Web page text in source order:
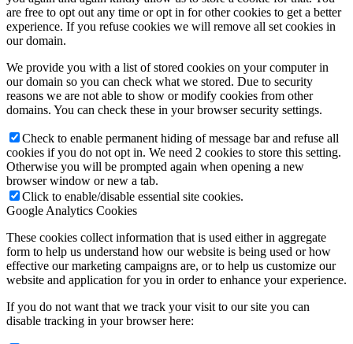
are free to opt out any time or opt in for other cookies to get a better
experience. If you refuse cookies we will remove all set cookies in
our domain.
We provide you with a list of stored cookies on your computer in
our domain so you can check what we stored. Due to security
reasons we are not able to show or modify cookies from other
domains. You can check these in your browser security settings.
Check to enable permanent hiding of message bar and refuse all
cookies if you do not opt in. We need 2 cookies to store this setting.
Otherwise you will be prompted again when opening a new
browser window or new a tab.
Click to enable/disable essential site cookies.
Google Analytics Cookies
These cookies collect information that is used either in aggregate
form to help us understand how our website is being used or how
effective our marketing campaigns are, or to help us customize our
website and application for you in order to enhance your experience.
If you do not want that we track your visit to our site you can
disable tracking in your browser here: